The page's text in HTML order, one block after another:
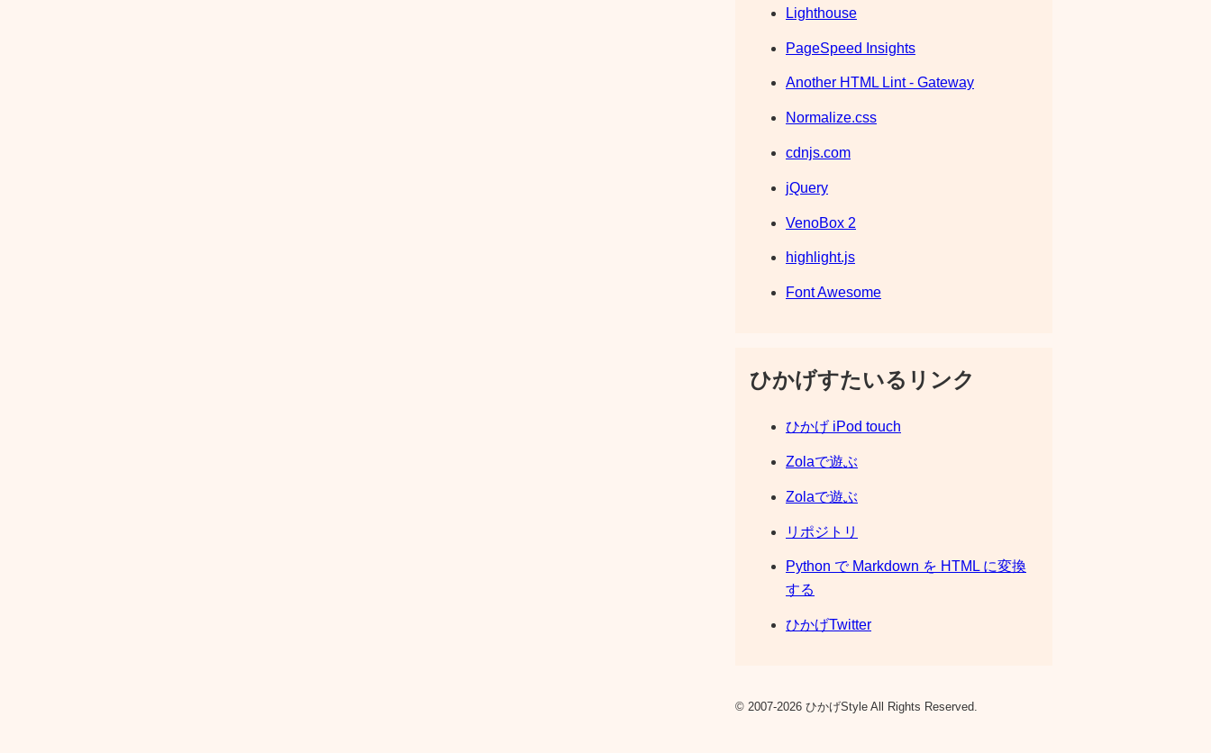
Lighthouse
PageSpeed Insights
Another HTML Lint - Gateway
Normalize.css
cdnjs.com
jQuery
VenoBox 2
highlight.js
Font Awesome
ひかげすたいるリンク
ひかげ iPod touch
Zolaで遊ぶ
Zolaで遊ぶ
リポジトリ
Python で Markdown を HTML に変換
する
ひかげTwitter
© 2007-2026 ひかげStyle All Rights Reserved.